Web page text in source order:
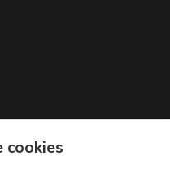
cookies